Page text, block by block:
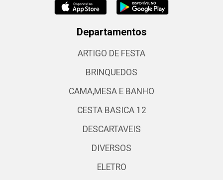
Departamentos
ARTIGO DE FESTA
BRINQUEDOS
CAMA,MESA E BANHO
CESTA BASICA 12
DESCARTAVEIS
DIVERSOS
ELETRO